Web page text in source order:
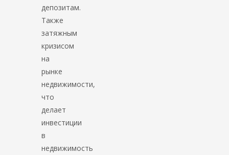
депозитам.
Также
затяжным
кризисом
на
рынке
недвижимости,
что
делает
инвестиции
в
недвижимость